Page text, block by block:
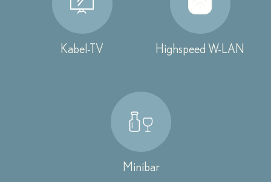
Kabel-TV Highspeed W-LAN
Minibar